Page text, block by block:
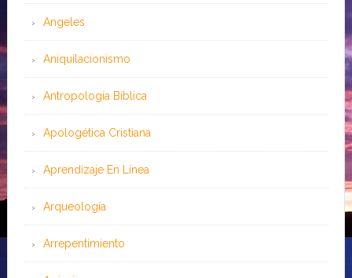
Angeles
Aniquilacionismo
Antropología Bíblica
Apologética Cristiana
Aprendizaje En Línea
Arqueología
Arrepentimiento